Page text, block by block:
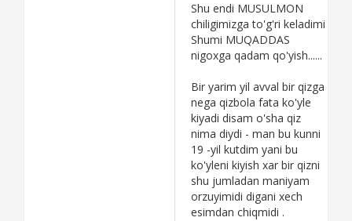
Shu endi MUSULMON
chiligimizga to'g'ri keladimi
Shumi MUQADDAS
nigoxga qadam qo'yish......
Bir yarim yil avval bir qizga
nega qizbola fata ko'yle
kiyadi disam o'sha qiz
nima diydi - man bu kunni
19 -yil kutdim yani bu
ko'yleni kiyish xar bir qizni
shu jumladan maniyam
orzuyimidi digani xech
esimdan chiqmidi .